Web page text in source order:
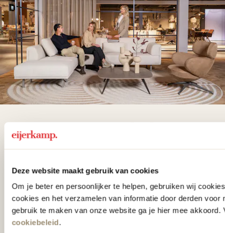
Deze website maakt gebruik van cookies
Om je beter en persoonlijker te helpen, gebruiken wij
cookies en het verzamelen van informatie door derden voor
gebruik te maken van onze website ga je hier mee akkoord.
cookiebeleid.
De woonwinkel
gezien op tv!
Wie kent het programma vtwonen
'Weer verliefd op je huis' niet? We
hebben met liefde de mooiste woon-,
slaap- en designcollecties